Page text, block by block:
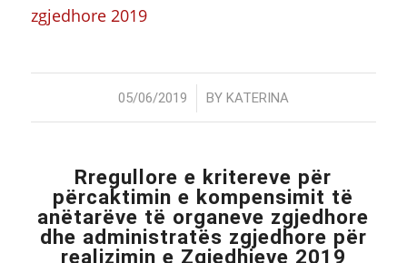
zgjedhore 2019
05/06/2019
/ BY KATERINA
Rregullore e kritereve për
përcaktimin e kompensimit të
anëtarëve të organeve zgjedhore
dhe administratës zgjedhore për
realizimin e Zgjedhjeve 2019